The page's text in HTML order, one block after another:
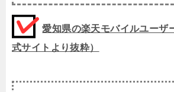
愛知県の楽天モバイルユーザ
式サイトより抜粋）